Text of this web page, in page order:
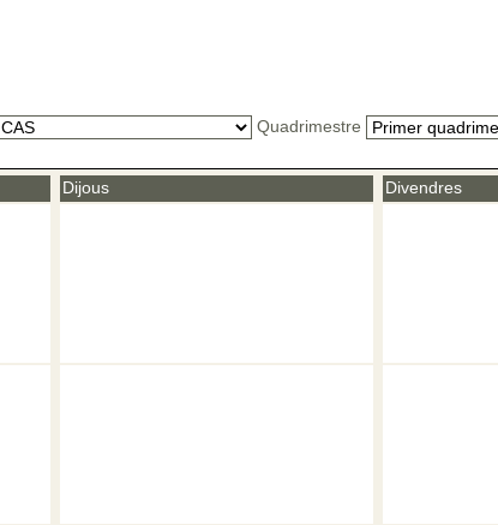
Quadrimestre
Dijous Divendres